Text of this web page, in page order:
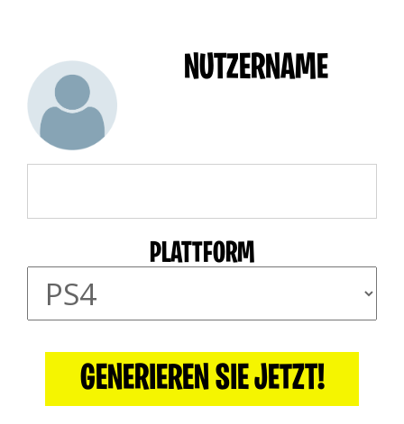
NUTZERNAME
PLATTFORM
GENERIEREN SIE JETZT!